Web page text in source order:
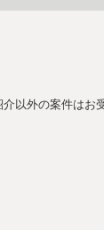
以外の案件はお